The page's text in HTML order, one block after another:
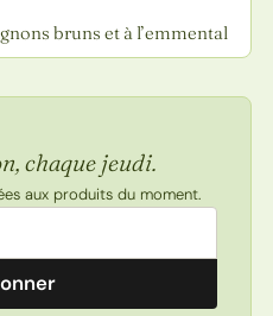
bruns et à l’emmental
chaque jeudi.
aux produits du moment.